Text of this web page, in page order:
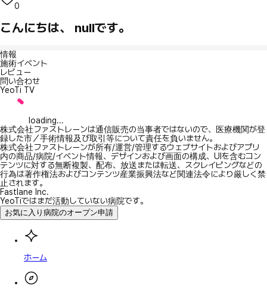
0
こんにちは、 nullです。
情報
施術イベント
レビュー
問い合わせ
YeoTi TV
loading...
株式会社ファストレーンは通信販売の当事者ではないので、医療機関が登
録した市／手術情報及び取引等について責任を負いません。
株式会社ファストレーンが所有/運営/管理するウェブサイトおよびアプリ
内の商品/病院/イベント情報、デザインおよび画面の構成、UIを含むコン
テンツに対する無断複製、配布、放送または転送、スクレイピングなどの
行為は著作権法およびコンテンツ産業振興法など関連法令により厳しく禁
止されます。
Fastlane Inc.
YeoTiではまだ活動していない病院です。
お気に入り病院のオープン申請
ホーム